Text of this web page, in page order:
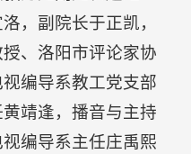
，副院长于正凯，
、洛阳市评论家协
编导系教工党支部
靖逢，播音与主持
编导系主任庄禹熙